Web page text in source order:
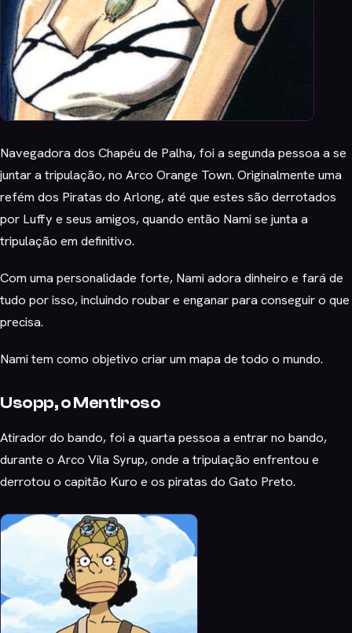
Navegadora dos Chapéu de Palha, foi a segunda pessoa a se
juntar a tripulação, no Arco Orange Town. Originalmente uma
refém dos Piratas do Arlong, até que estes são derrotados
por Luffy e seus amigos, quando então Nami se junta a
tripulação em definitivo.
Com uma personalidade forte, Nami adora dinheiro e fará de
tudo por isso, incluindo roubar e enganar para conseguir o que
precisa.
Nami tem como objetivo criar um mapa de todo o mundo.
Usopp, o Mentiroso
Atirador do bando, foi a quarta pessoa a entrar no bando,
durante o Arco Vila Syrup, onde a tripulação enfrentou e
derrotou o capitão Kuro e os piratas do Gato Preto.